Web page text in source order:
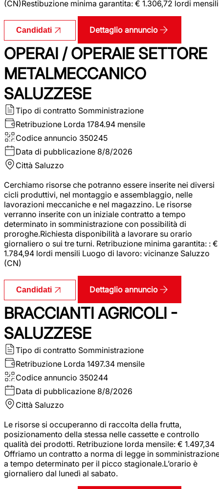
(CN)Restibuzione minima garantita: € 1.306,72 lordi mensili
Candidati Dettaglio annuncio
OPERAI / OPERAIE SETTORE
METALMECCANICO
SALUZZESE
Tipo di contratto Somministrazione
Retribuzione Lorda 1784.94 mensile
Codice annuncio 350245
Data di pubblicazione 8/8/2026
Città Saluzzo
Cerchiamo risorse che potranno essere inserite nei diversi
cicli produttivi, nel montaggio e assemblaggio, nelle
lavorazioni meccaniche e nel magazzino. Le risorse
verranno inserite con un iniziale contratto a tempo
determinato in somministrazione con possibilità di
proroghe.Richiesta disponibilità a lavorare su orario
giornaliero o sui tre turni. Retribuzione minima garantita: : €
1.784,94 lordi mensili Luogo di lavoro: vicinanze Saluzzo
(CN)
Candidati Dettaglio annuncio
BRACCIANTI AGRICOLI -
SALUZZESE
Tipo di contratto Somministrazione
Retribuzione Lorda 1497.34 mensile
Codice annuncio 350244
Data di pubblicazione 8/8/2026
Città Saluzzo
Le risorse si occuperanno di raccolta della frutta,
posizionamento della stessa nelle cassette e controllo
qualità dei prodotti. Retribuzione lorda mensile: € 1.497,34
Offriamo un contratto a norma di legge in
a tempo determinato per il picco stagionale.L’orario è
giornaliero dal lunedì al sabato.